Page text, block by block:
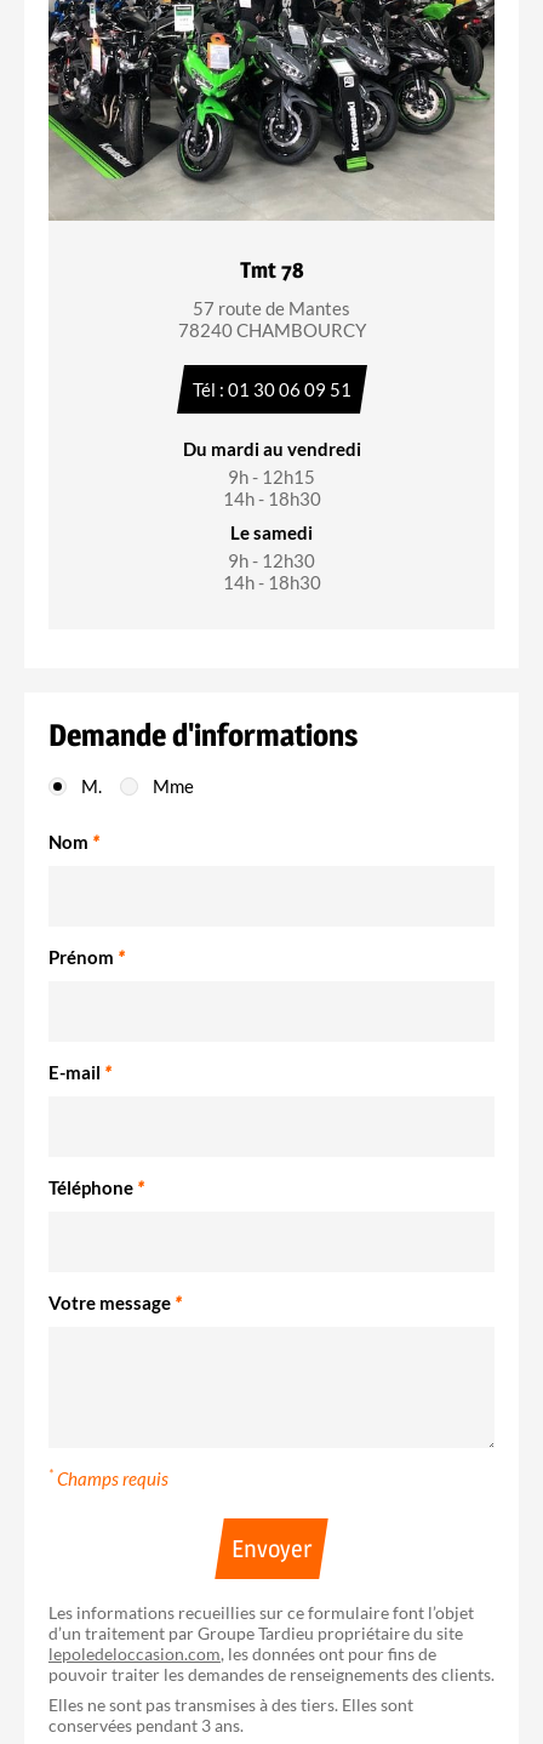
Tmt 78
57 route de Mantes
78240 CHAMBOURCY
Tél : 01 30 06 09 51
Du mardi au vendredi
9h - 12h15
14h - 18h30
Le samedi
9h - 12h30
14h - 18h30
Demande d'informations
M. Mme
Nom *
Prénom *
E-mail *
Téléphone *
Votre message *
* Champs requis
Envoyer
Les informations recueillies sur ce formulaire font l’objet
d’un traitement par Groupe Tardieu propriétaire du site
lepoledeloccasion.com, les données ont pour fins de
pouvoir traiter les demandes de renseignements des clients.
Elles ne sont pas transmises à des tiers. Elles sont
conservées pendant 3 ans.